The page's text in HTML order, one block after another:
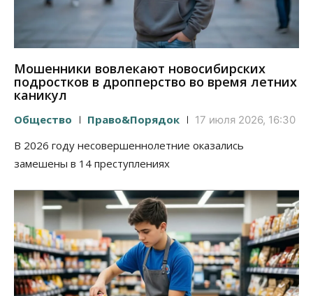
Мошенники вовлекают новосибирских
подростков в дропперство во время летних
каникул
Общество Право&Порядок 17 июля 2026, 16:30
В 2026 году несовершеннолетние оказались
замешены в 14 преступлениях